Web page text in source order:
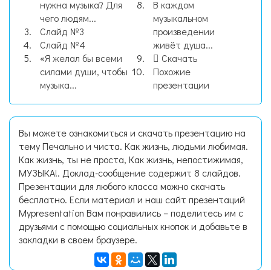
нужна музыка? Для
чего людям...
Слайд №3
Слайд №4
«Я желал бы всеми
силами души, чтобы
музыка...
В каждом
музыкальном
произведении
живёт душа...
Скачать
Похожие
презентации
Вы можете ознакомиться и скачать презентацию на
тему Печально и чиста. Как жизнь, людьми любимая.
Как жизнь, ты не проста, Как жизнь, непостижимая,
МУЗЫКА!. Доклад-сообщение содержит 8 слайдов.
Презентации для любого класса можно скачать
бесплатно. Если материал и наш сайт презентаций
Mypresentation Вам понравились – поделитесь им с
друзьями с помощью социальных кнопок и добавьте в
закладки в своем браузере.